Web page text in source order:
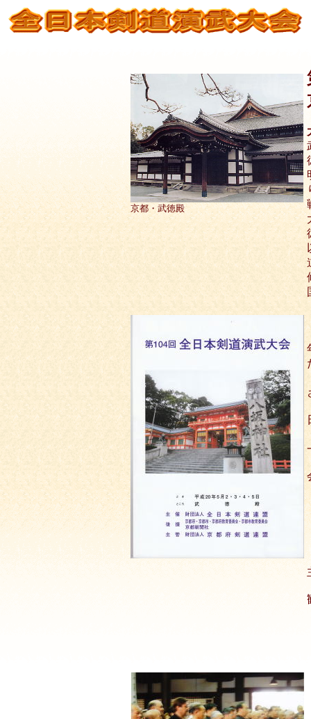
京都・武徳殿